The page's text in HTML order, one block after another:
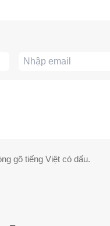
gõ tiếng Việt có dấu.